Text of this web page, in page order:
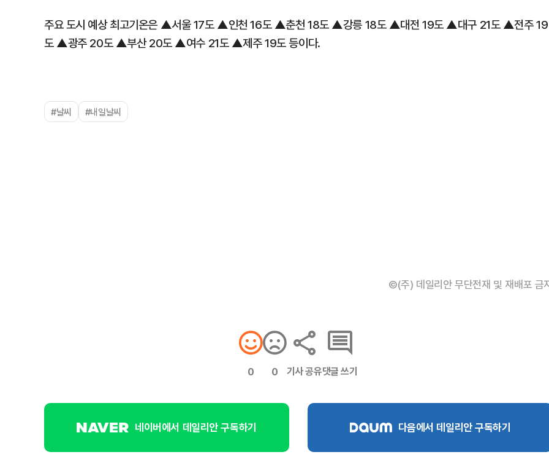
주요 도시 예상 최고기온은 ▲서울 17도 ▲인천 16도 ▲춘천 18도 ▲강릉 18도 ▲대전 19도 ▲대구 21도 ▲전주 19
도 ▲광주 20도 ▲부산 20도 ▲여수 21도 ▲제주 19도 등이다.
#날씨 #내일날씨
©(주) 데일리안 무단전재 및 재배포 금
0 0 기사 공유댓글 쓰기
네이버에서 데일리안 구독하기 다음에서 데일리안 구독하기